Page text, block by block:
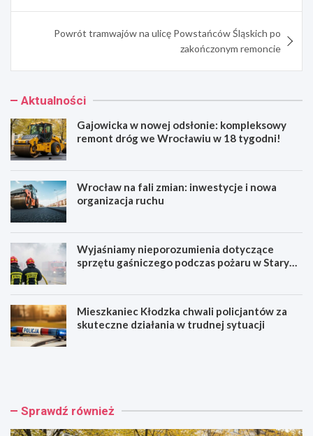
Powrót tramwajów na ulicę Powstańców Śląskich po
zakończonym remoncie
Aktualności
Gajowicka w nowej odsłonie: kompleksowy
remont dróg we Wrocławiu w 18 tygodni!
Wrocław na fali zmian: inwestycje i nowa
organizacja ruchu
Wyjaśniamy nieporozumienia dotyczące
sprzętu gaśniczego podczas pożaru w Starym
Mieszkaniec Kłodzka chwali policjantów za
skuteczne działania w trudnej sytuacji
G
i
W
a Sprawdź również